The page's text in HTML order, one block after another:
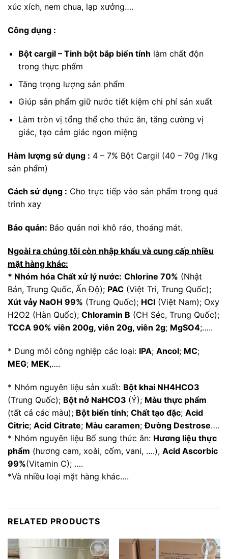
xúc xích, nem chua, lạp xưởng….
Công dụng :
Bột cargil – Tinh bột bắp biến tính làm chất độn
trong thực phẩm
Tăng trọng lượng sản phẩm
Giúp sản phẩm giữ nước tiết kiệm chi phí sản xuất
Làm tròn vị tổng thể cho thức ăn, tăng cường vị
giác, tạo cảm giác ngon miệng
Hàm lượng sử dụng : 4 – 7% Bột Cargil (40 – 70g /1kg
sản phẩm)
Cách sử dụng : Cho trực tiếp vào sản phẩm trong quá
trình xay
Bảo quản: Bảo quản nơi khô ráo, thoáng mát.
Ngoài ra chúng tôi còn nhập khẩu và cung cấp nhiều
mặt hàng khác:
* Nhóm hóa Chất xử lý nước: Chlorine 70% (Nhật
Bản, Trung Quốc, Ấn Độ); PAC (Việt Trì, Trung Quốc);
Xút vảy NaOH 99% (Trung Quốc); HCl (Việt Nam); Oxy
H2O2 (Hàn Quốc); Chloramin B (CH Séc, Trung Quốc);
TCCA 90% viên 200g, viên 20g, viên 2g; MgSO4;…..
* Dung môi công nghiệp các loại: IPA; Ancol; MC;
MEG; MEK,….
* Nhóm nguyên liệu sản xuất: Bột khai NH4HCO3
(Trung Quốc); Bột nở NaHCO3 (Ý); Màu thực phẩm
(tất cả các màu); Bột biến tính; Chất tạo đặc; Acid
Citric; Acid Citrate; Màu caramen;Đường Destrose….
* Nhóm nguyên liệu Bổ sung thức ăn: Hương liệu thực
phẩm (hương cam, xoài, cốm, vani, ….), Acid Ascorbic
99%(Vitamin C); ….
*Và nhiều loại mặt hàng khác….
RELATED PRODUCTS